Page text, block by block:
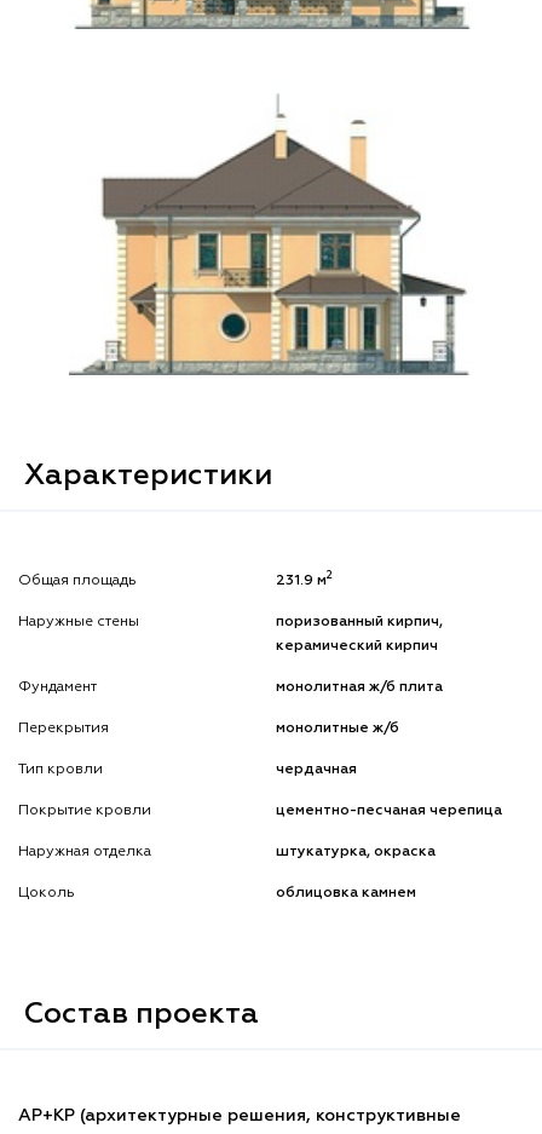
Характеристики
Общая площадь 231.9 м2
Наружные стены
поризованный кирпич,
керамический кирпич
Фундамент монолитная ж/б плита
Перекрытия монолитные ж/б
Тип кровли чердачная
Покрытие кровли цементно-песчаная черепица
Наружная отделка штукатурка, окраска
Цоколь облицовка камнем
Состав проекта
АР+КР (архитектурные решения, конструктивные